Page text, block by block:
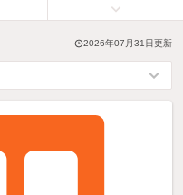
2026年07月31日更新